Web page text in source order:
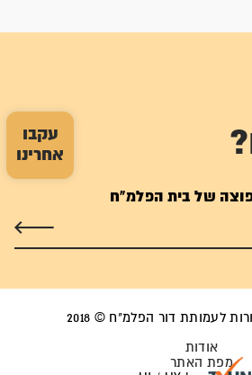
עקבו
אחרינו
של בית הפלמ"ח
לעמותת דור הפלמ"ח © 2018
אודות
מפת האתר